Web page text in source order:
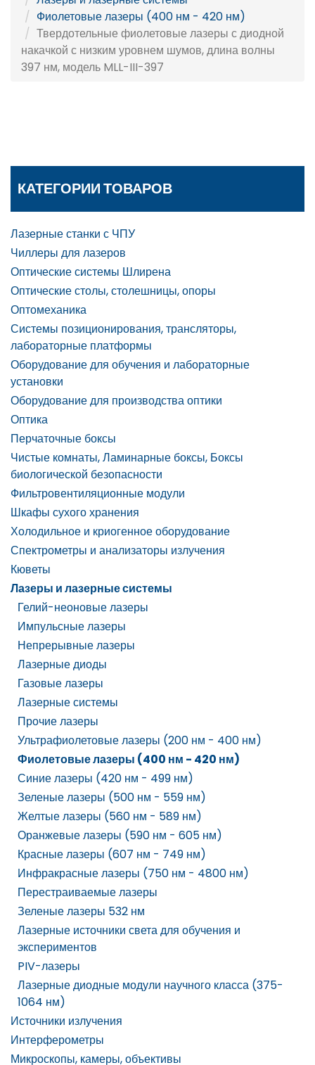
Фиолетовые лазеры (400 нм - 420 нм)
Твердотельные фиолетовые лазеры с диодной
накачкой с низким уровнем шумов, длина волны
397 нм, модель MLL-III-397
КАТЕГОРИИ ТОВАРОВ
Лазерные станки с ЧПУ
Чиллеры для лазеров
Оптические системы Шлирена
Оптические столы, столешницы, опоры
Оптомеханика
Системы позиционирования, трансляторы,
лабораторные платформы
Оборудование для обучения и лабораторные
установки
Оборудование для производства оптики
Оптика
Перчаточные боксы
Чистые комнаты, Ламинарные боксы, Боксы
биологической безопасности
Фильтровентиляционные модули
Шкафы сухого хранения
Холодильное и криогенное оборудование
Спектрометры и анализаторы излучения
Кюветы
Лазеры и лазерные системы
Гелий-неоновые лазеры
Импульсные лазеры
Непрерывные лазеры
Лазерные диоды
Газовые лазеры
Лазерные системы
Прочие лазеры
Ультрафиолетовые лазеры (200 нм - 400 нм)
Фиолетовые лазеры (400 нм - 420 нм)
Синие лазеры (420 нм - 499 нм)
Зеленые лазеры (500 нм - 559 нм)
Желтые лазеры (560 нм - 589 нм)
Оранжевые лазеры (590 нм - 605 нм)
Красные лазеры (607 нм - 749 нм)
Инфракрасные лазеры (750 нм - 4800 нм)
Перестраиваемые лазеры
Зеленые лазеры 532 нм
Лазерные источники света для обучения и
экспериментов
PIV-лазеры
Лазерные диодные модули научного класса (375-
1064 нм)
Источники излучения
Интерферометры
Микроскопы, камеры, объективы